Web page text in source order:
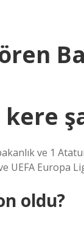
kere
ve 1
UEFA Europa
oldu?